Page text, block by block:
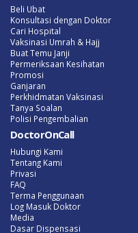
Beli Ubat
Konsultasi dengan Doktor
Cari Hospital
Vaksinasi Umrah & Hajj
Buat Temu Janji
Permeriksaan Kesihatan
Promosi
Ganjaran
Perkhidmatan Vaksinasi
Tanya Soalan
Polisi Pengembalian
DoctorOnCall
Hubungi Kami
Tentang Kami
Privasi
FAQ
Terma Penggunaan
Log Masuk Doktor
Media
Dasar Dispensasi